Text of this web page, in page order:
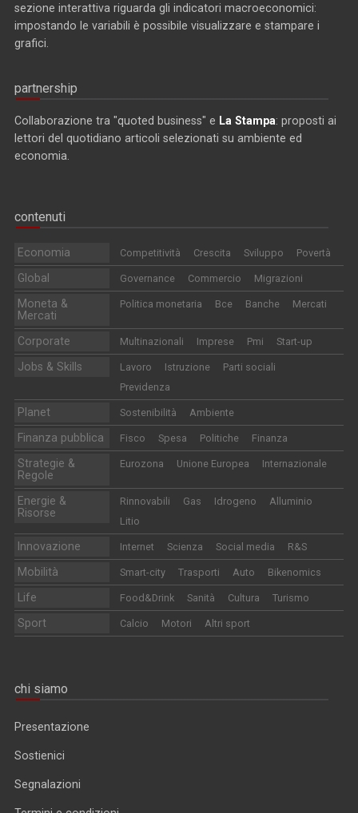
sezione interattiva riguarda gli indicatori macroeconomici:
impostando le variabili è possibile visualizzare e stampare i
grafici.
partnership
Collaborazione tra "quoted business" e La Stampa: proposti ai
lettori del quotidiano articoli selezionati su ambiente ed
economia.
contenuti
Economia Competitività Crescita Sviluppo Povertà
Global Governance Commercio Migrazioni
Moneta &
Mercati
Politica monetaria Bce Banche Mercati
Corporate Multinazionali Imprese Pmi Start-up
Jobs & Skills Lavoro Istruzione
Parti sociali
Previdenza
Planet Sostenibilità Ambiente
Finanza pubblica Fisco Spesa Politiche Finanza
Strategie &
Regole
Eurozona Unione Europea Internazionale
Energie &
Risorse
Rinnovabili Gas Idrogeno
Alluminio
Litio
Innovazione Internet Scienza Social media R&S
Mobilità Smart-city Trasporti Auto Bikenomics
Life Food&Drink Sanità Cultura Turismo
Sport Calcio Motori Altri sport
chi siamo
Presentazione
Sostienici
Segnalazioni